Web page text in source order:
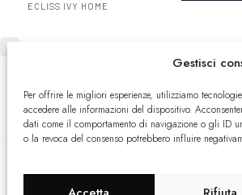
Gestisci
Per offrire le migliori esperienze, utilizziamo
accedere alle informazioni del dispositivo.
dati come il comportamento di navigazione o gli ID
o la revoca del consenso potrebbero influire
ECLISS IVY HOME